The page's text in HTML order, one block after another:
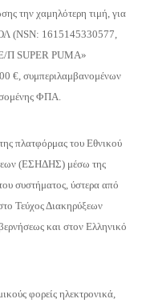
την χαμηλότερη τιμή, για
(NSN: 1615145330577,
Π SUPER PUMA»
€, συμπεριλαμβανομένων
ΦΠΑ.
πλατφόρμας του Εθνικού
(ΕΣΗΔΗΣ) μέσω της
συστήματος, ύστερα από
Τεύχος Διακηρύξεων
και στον Ελληνικό
φορείς ηλεκτρονικά,